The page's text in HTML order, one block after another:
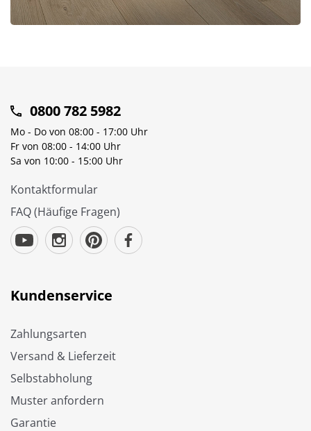
0800 782 5982
Mo - Do von 08:00 - 17:00 Uhr
Fr von 08:00 - 14:00 Uhr
Sa von 10:00 - 15:00 Uhr
Kontaktformular
FAQ (Häufige Fragen)
Kundenservice
Zahlungsarten
Versand & Lieferzeit
Selbstabholung
Muster anfordern
Garantie